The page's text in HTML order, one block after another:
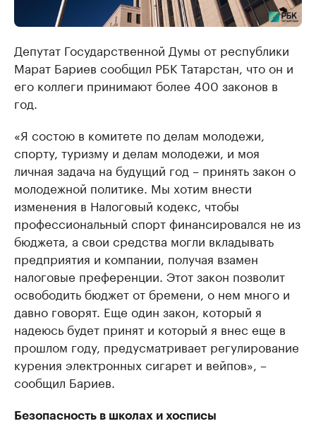
Депутат Государственной Думы от республики
Марат Бариев сообщил РБК Татарстан, что он и
его коллеги принимают более 400 законов в
год.
«Я состою в комитете по делам молодежи,
спорту, туризму и делам молодежи, и моя
личная задача на будущий год – принять закон о
молодежной политике. Мы хотим внести
изменения в Налоговый кодекс, чтобы
профессиональный спорт финансировался не из
бюджета, а свои средства могли вкладывать
предприятия и компании, получая взамен
налоговые преференции. Этот закон позволит
освободить бюджет от бремени, о нем много и
давно говорят. Еще один закон, который я
надеюсь будет принят и который я внес еще в
прошлом году, предусматривает регулирование
курения электронных сигарет и вейпов», –
сообщил Бариев.
Безопасность в школах и хосписы